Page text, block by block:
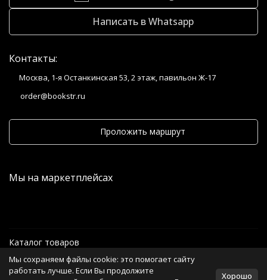
Написать в Whatsapp
Контакты:
Москва, 1-я Останкинская 53, 2 этаж, павильон Ж-17
order@bookstr.ru
Проложить маршрут
Мы на маркетплейсах
Каталог товаров
Информация
Мы сохраняем файлы cookie: это помогает сайту
работать лучше. Если Вы продолжите
Хорошо